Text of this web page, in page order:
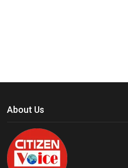
About Us